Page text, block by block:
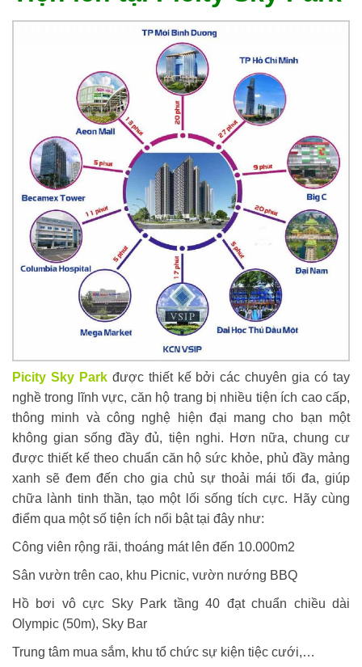
Picity Sky Park được thiết kế bởi các chuyên gia có tay
nghề trong lĩnh vực, căn hộ trang bị nhiều tiện ích cao cấp,
thông minh và công nghệ hiện đại mang cho bạn một
không gian sống đầy đủ, tiện nghi. Hơn nữa, chung cư
được thiết kế theo chuẩn căn hộ sức khỏe, phủ đầy mảng
xanh sẽ đem đến cho gia chủ sự thoải mái tối đa, giúp
chữa lành tinh thần, tạo một lối sống tích cực. Hãy cùng
điểm qua một số tiện ích nổi bật tại đây như:
Công viên rộng rãi, thoáng mát lên đến 10.000m2
Sân vườn trên cao, khu Picnic, vườn nướng BBQ
Hồ bơi vô cực Sky Park tầng 40 đạt chuẩn chiều dài
Olympic (50m), Sky Bar
Trung tâm mua sắm, khu tổ chức sự kiện tiệc cưới,…